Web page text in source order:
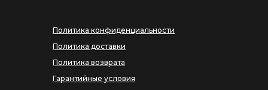
Политика конфиденциальности
Политика доставки
Политика возврата
Гарантийные условия